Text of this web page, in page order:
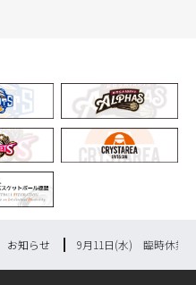
お知らせ 9月11日(水) 臨時休業